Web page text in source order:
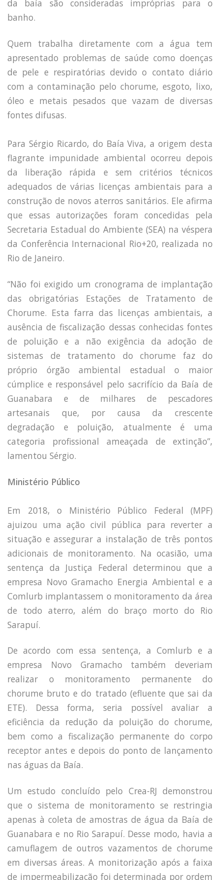
da baía são consideradas impróprias para o
banho.
Quem trabalha diretamente com a água tem
apresentado problemas de saúde como doenças
de pele e respiratórias devido o contato diário
com a contaminação pelo chorume, esgoto, lixo,
óleo e metais pesados que vazam de diversas
fontes difusas.
Para Sérgio Ricardo, do Baía Viva, a origem desta
flagrante impunidade ambiental ocorreu depois
da liberação rápida e sem critérios técnicos
adequados de várias licenças ambientais para a
construção de novos aterros sanitários. Ele afirma
que essas autorizações foram concedidas pela
Secretaria Estadual do Ambiente (SEA) na véspera
da Conferência Internacional Rio+20, realizada no
Rio de Janeiro.
“Não foi exigido um cronograma de implantação
das obrigatórias Estações de Tratamento de
Chorume. Esta farra das licenças ambientais, a
ausência de fiscalização dessas conhecidas fontes
de poluição e a não exigência da adoção de
sistemas de tratamento do chorume faz do
próprio órgão ambiental estadual o maior
cúmplice e responsável pelo sacrifício da Baía de
Guanabara e de milhares de pescadores
artesanais que, por causa da crescente
degradação e poluição, atualmente é uma
categoria profissional ameaçada de extinção”,
lamentou Sérgio.
Ministério Público
Em 2018, o Ministério Público Federal (MPF)
ajuizou uma ação civil pública para reverter a
situação e assegurar a instalação de três pontos
adicionais de monitoramento. Na ocasião, uma
sentença da Justiça Federal determinou que a
empresa Novo Gramacho Energia Ambiental e a
Comlurb implantassem o monitoramento da área
de todo aterro, além do braço morto do Rio
Sarapuí.
De acordo com essa sentença, a Comlurb e a
empresa Novo Gramacho também deveriam
realizar o monitoramento permanente do
chorume bruto e do tratado (efluente que sai da
ETE). Dessa forma, seria possível avaliar a
eficiência da redução da poluição do chorume,
bem como a fiscalização permanente do corpo
receptor antes e depois do ponto de lançamento
nas águas da Baía.
Um estudo concluído pelo Crea-RJ demonstrou
que o sistema de monitoramento se restringia
apenas à coleta de amostras de água da Baía de
Guanabara e no Rio Sarapuí. Desse modo, havia a
camuflagem de outros vazamentos de chorume
em diversas áreas. A monitorização após a faixa
de impermeabilização foi determinada por ordem